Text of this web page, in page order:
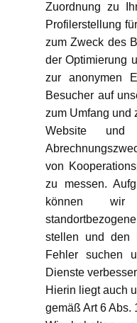
Zuordnung zu
Profilerstellung
zum Zweck des
der Optimierung
zur anonymen
Besucher auf
zum Umfang und
Website und
von
zu messen.
können wir
stellen und den
Fehler suchen
Dienste
Hierin liegt auch
gemäß Art 6 Abs.